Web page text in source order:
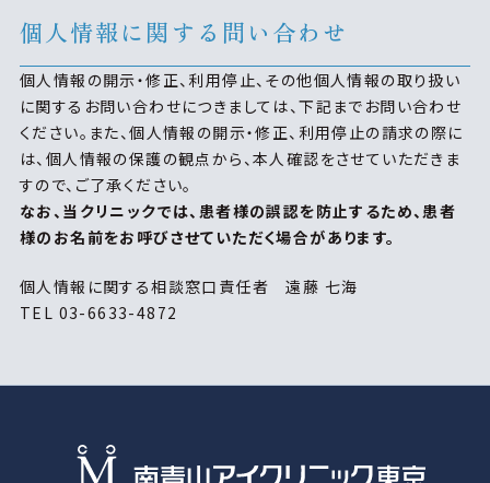
個人情報に関する問い合わせ
個人情報の開示・修正、利用停止、その他個人情報の取り扱い
に関するお問い合わせにつきましては、下記までお問い合わせ
ください。また、個人情報の開示・修正、利用停止の請求の際に
は、個人情報の保護の観点から、本人確認をさせていただきま
すので、ご了承ください。
なお、当クリニックでは、患者様の誤認を防止するため、患者
様のお名前をお呼びさせていただく場合があります。
個人情報に関する相談窓口責任者 遠藤 七海
TEL 03-6633-4872